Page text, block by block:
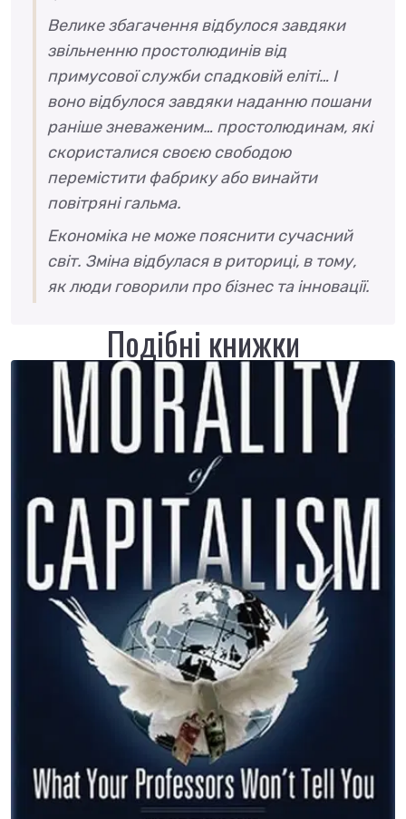
Велике збагачення відбулося завдяки
звільненню простолюдинів від
примусової служби спадковій еліті… І
воно відбулося завдяки наданню пошани
раніше зневаженим… простолюдинам, які
скористалися своєю свободою
перемістити фабрику або винайти
повітряні гальма.
Економіка не може пояснити сучасний
світ. Зміна відбулася в риториці, в тому,
як люди говорили про бізнес та інновації.
Подібні книжки